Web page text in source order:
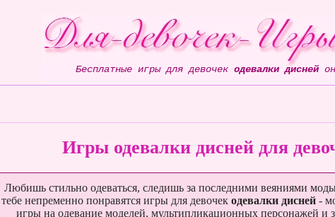
Бесплатные игры для девочек одевалки дисней
Игры одевалки дисней для
Любишь стильно одеваться, следишь за последними веяниями
тебе непременно понравятся игры для девочекодевалки дисней -
игры на одевание моделей, мультипликационных персонажей и